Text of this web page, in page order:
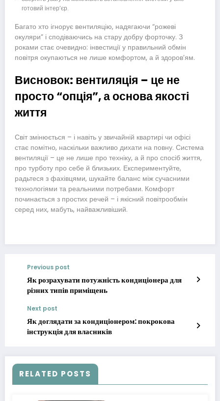
готовий інтер’єр.
Багато хто ігнорує вентиляцію, надягаючи “рожеві
окуляри” і сподіваючись на стару добру форточку. З
роками стає очевидно: інвестиції у правильний обмін
повітря окупаються не лише комфортом, а й здоров’ям.
Висновок: вентиляція – це не
просто “опція”, а основа якості
життя
Світ змінюється – і навіть у звичайній квартирі чи офісі
стає помітно, наскільки важливо дихати на повну. Система
вентиляції – це не лише про техніку, а й про спосіб життя,
про турботу про себе й близьких. Експериментуйте,
радьтеся з фахівцями, шукайте баланс між сучасними
технологіями та реальними потребами. Комфорт
починається з простих речей – і якісний повітрообмін
серед них, мабуть, найважливіший.
Previous post
Як розрахувати потужність кондиціонера для
різних типів приміщень
Next post
Як доглядати за кондиціонером: покрокова
інструкція для власників
RELATED POSTS